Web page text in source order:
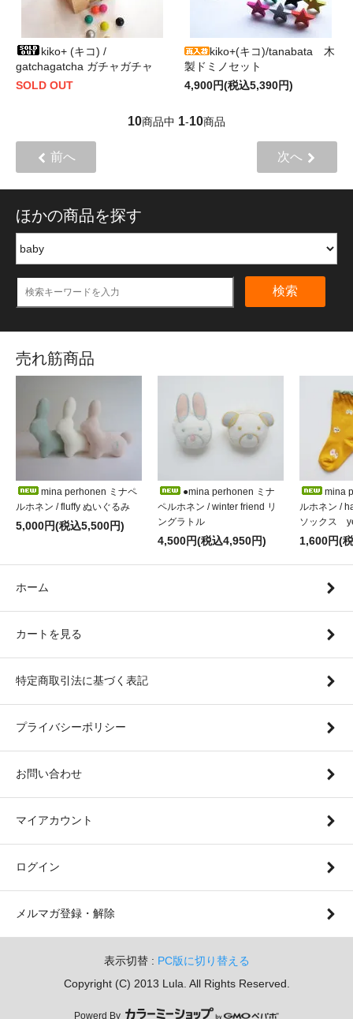
kiko+ (キコ) /
gatchagatcha ガチャガチャ
SOLD OUT
kiko+(キコ)/tanabata 木
製ドミノセット
4,900円(税込5,390円)
10商品中 1-10商品
前へ 次へ
ほかの商品を探す
検索
売れ筋商品
mina perhonen ミナペ
ルホネン / fluffy ぬいぐるみ
5,000円(税込5,500円)
●mina perhonen ミナ
ペルホネン / winter friend リ
ングラトル
4,500円(税込4,950円)
mina
ルホネン /
ソックス
1,600円(
ホーム
カートを見る
特定商取引法に基づく表記
プライバシーポリシー
お問い合わせ
マイアカウント
ログイン
メルマガ登録・解除
表示切替 : PC版に切り替える
Copyright (C) 2013 Lula. All Rights Reserved.
Powerd By